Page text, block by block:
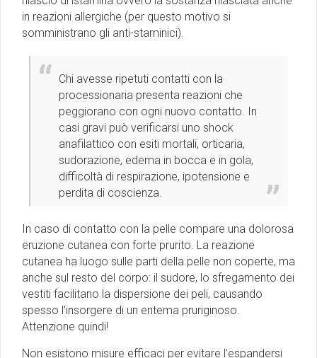
in reazioni allergiche (per questo motivo si
somministrano gli anti-staminici).
Chi avesse ripetuti contatti con la
processionaria presenta reazioni che
peggiorano con ogni nuovo contatto. In
casi gravi può verificarsi uno shock
anafilattico con esiti mortali, orticaria,
sudorazione, edema in bocca e in gola,
difficoltà di respirazione, ipotensione e
perdita di coscienza.
In caso di contatto con la pelle compare una dolorosa
eruzione cutanea con forte prurito. La reazione
cutanea ha luogo sulle parti della pelle non coperte, ma
anche sul resto del corpo: il sudore, lo sfregamento dei
vestiti facilitano la dispersione dei peli, causando
spesso l’insorgere di un eritema pruriginoso.
Attenzione quindi!
Non esistono misure efficaci per evitare l’espandersi